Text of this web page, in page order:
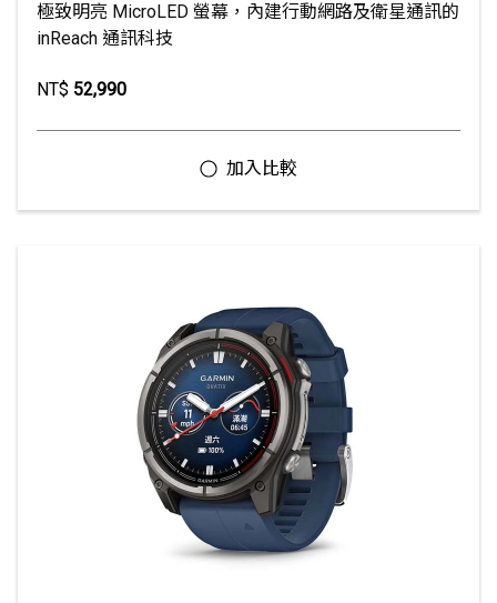
極致明亮 MicroLED 螢幕，內建行動網路及衛星通訊的
inReach 通訊科技
NT$ 52,990